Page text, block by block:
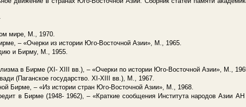
мире, М., 1970.
– «Очерки из истории Юго-Восточной Азии», М., 1965.
и Бирму, М., 1955.
в Бирме (XI- XIII вв.), – «Очерки по истории Юго-Восточной Азии», М.,
(Паганское государство. XI-XIII вв.), М., 1967.
Бирме, – «Из истории стран Юго-Восточной Азии», М., 1968.
в Бирме (1948- 1962), – «Краткие сообщения Института народов Азии